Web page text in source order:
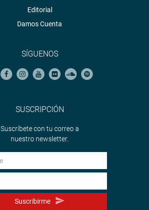
Editorial
Damos Cuenta
SÍGUENOS
SUSCRIPCIÓN
Suscríbete con tu correo a
nuestro newsletter.
Suscribirme